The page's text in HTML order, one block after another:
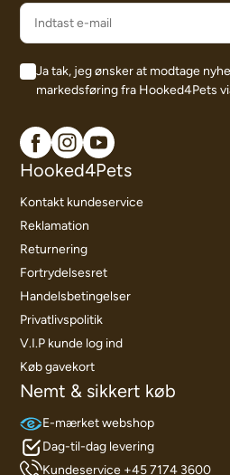
Ja tak, jeg ønsker at modtage
markedsføring fra Hooked4Pets
Hooked4Pets
Kontakt kundeservice
Reklamation
Returnering
Fortrydelsesret
Handelsbetingelser
Privatlivspolitik
V.I.P kunde log ind
Køb gavekort
Nemt & sikkert køb
E-mærket webshop
Dag-til-dag levering
Kundeservice +45 7174 3600